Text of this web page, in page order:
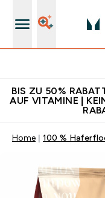
BIS ZU 50%
AUF VITAMINE |
Home 100 %